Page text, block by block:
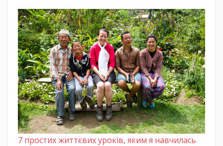
7 простих життєвих уроків, яким я навчилась